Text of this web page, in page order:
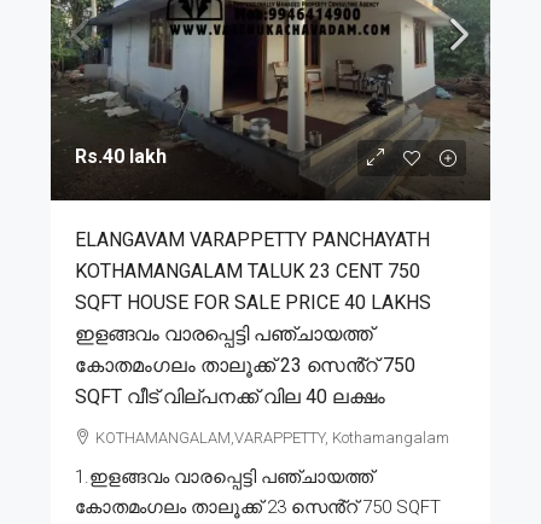
Rs.40 lakh
ELANGAVAM VARAPPETTY PANCHAYATH
KOTHAMANGALAM TALUK 23 CENT 750
SQFT HOUSE FOR SALE PRICE 40 LAKHS
ഇളങ്ങവം വാരപ്പെട്ടി പഞ്ചായത്ത്
കോതമംഗലം താലൂക്ക് 23 സെൻ്റ് 750
SQFT വീട് വില്പനക്ക് വില 40 ലക്ഷം
KOTHAMANGALAM,VARAPPETTY, Kothamangalam
1.ഇളങ്ങവം വാരപ്പെട്ടി പഞ്ചായത്ത്
കോതമംഗലം താലൂക്ക് 23 സെൻ്റ് 750 SQFT